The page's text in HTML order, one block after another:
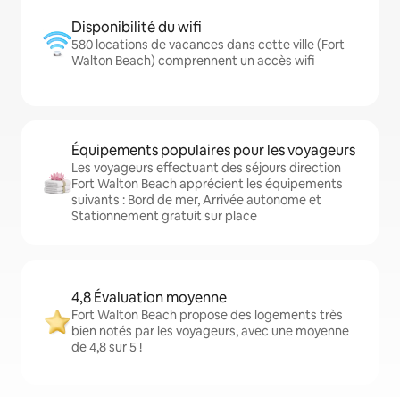
Disponibilité du wifi
580 locations de vacances dans cette ville (Fort
Walton Beach) comprennent un accès wifi
Équipements populaires pour les voyageurs
Les voyageurs effectuant des séjours direction
Fort Walton Beach apprécient les équipements
suivants : Bord de mer, Arrivée autonome et
Stationnement gratuit sur place
4,8 Évaluation moyenne
Fort Walton Beach propose des logements très
bien notés par les voyageurs, avec une moyenne
de 4,8 sur 5 !